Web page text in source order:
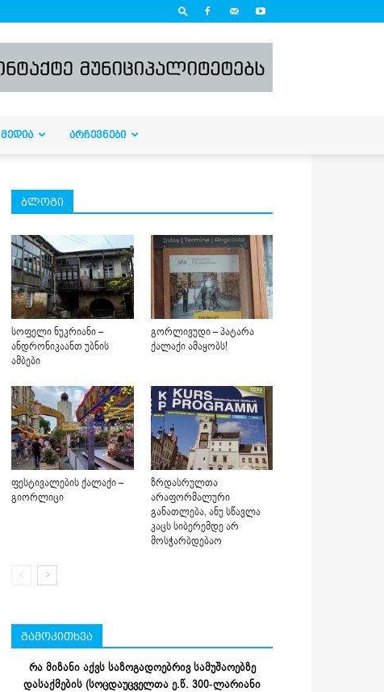
ᲛᲔᲓᲘᲐ ᲐᲠᲩᲔᲕᲜᲔᲑᲘ
ბლოგი
სოფელი ნუკრიანი –
ანდრონიკაანთ უბნის
ამბები
გორლივუდი – პატარა
ქალაქი ამაყობს!
ფესტივალების ქალაქი –
გიორლიცი
ზრდასრულთა
არაფორმალური
განათლება, ანუ სწავლა
კაცს სიბერემდე არ
მოსჭარბდებაო
გამოკითხვა
რა მიზანი აქვს საზოგადოებრივ სამუშაოებზე
დასაქმების (სოცდაუცველთა ე.წ. 300-ლარიანი